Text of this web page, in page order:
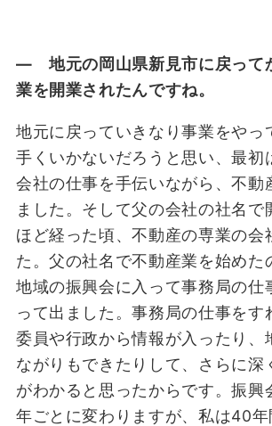
― 地元の岡山県新見市に戻って
業を開業されたんですね。
地元に戻っていきなり事業をやっ
手くいかないだろうと思い、最初
会社の仕事を手伝いながら、不動
ました。そして父の会社の社名で
ほど経った頃、不動産の専業の会
た。父の社名で不動産業を始めた
地域の振興会に入って事務局の仕
って出ました。事務局の仕事をす
委員や行政から情報が入ったり、
ながりもできたりして、さらに深
がわかると思ったからです。振
年ごとに変わりますが、私は40